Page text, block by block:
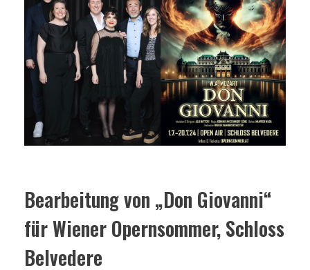
Bearbeitung von „Don Giovanni“
für Wiener Opernsommer, Schloss
Belvedere